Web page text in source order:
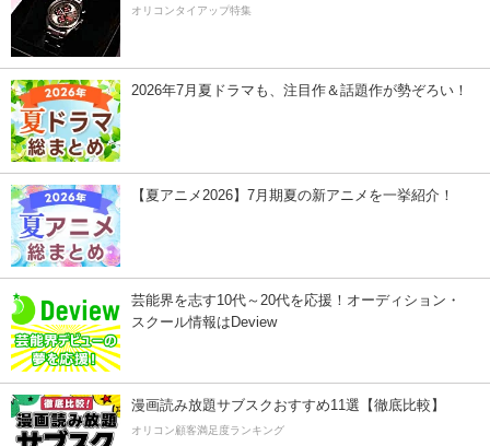
オリコンタイアップ特集
2026年7月夏ドラマも、注目作＆話題作が勢ぞろい！
【夏アニメ2026】7月期夏の新アニメを一挙紹介！
芸能界を志す10代～20代を応援！オーディション・
スクール情報はDeview
漫画読み放題サブスクおすすめ11選【徹底比較】
オリコン顧客満足度ランキング